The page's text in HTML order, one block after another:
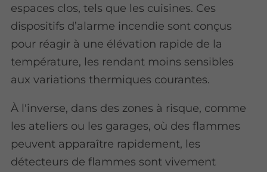
espaces clos, tels que les cuisines. Ces
dispositifs d’alarme incendie sont conçus
pour réagir à une élévation rapide de la
température, les rendant moins sensibles
aux variations thermiques courantes.
À l'inverse, dans des zones à risque, comme
les ateliers ou les garages, où des flammes
peuvent apparaître rapidement, les
détecteurs de flammes sont vivement